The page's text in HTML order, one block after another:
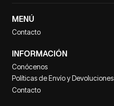
MENÚ
Contacto
INFORMACIÓN
Conócenos
Políticas de Envío y Devoluciones
Contacto